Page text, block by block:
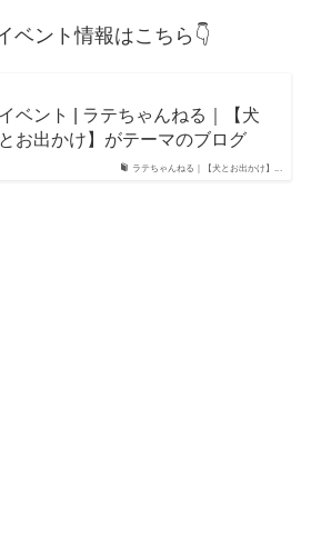
ベント情報はこちら👇
ラテちゃんねる｜【犬とお出かけ】...
イベント | ラテちゃんねる｜【犬
とお出かけ】がテーマのブログ